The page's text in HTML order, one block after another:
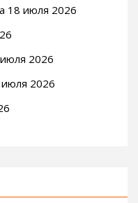
18 июля 2026
2026
2026